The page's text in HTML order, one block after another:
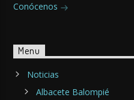
Conócenos
Menu
Noticias
Albacete Balompié